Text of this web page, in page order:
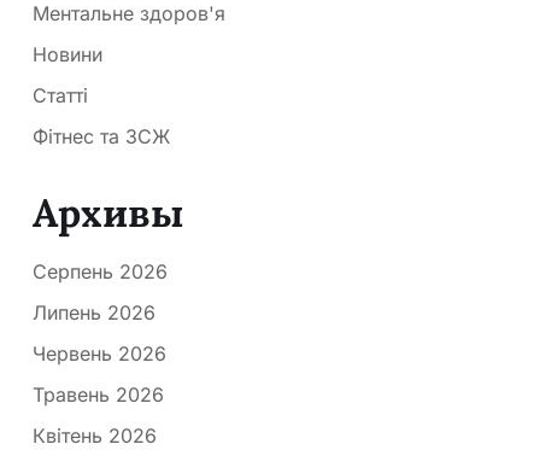
Ментальне здоров'я
Новини
Статті
Фітнес та ЗСЖ
Архивы
Серпень 2026
Липень 2026
Червень 2026
Травень 2026
Квітень 2026